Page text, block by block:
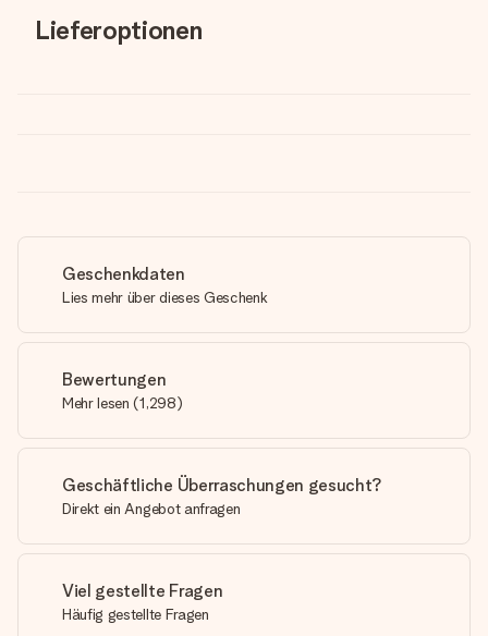
Lieferoptionen
Geschenkdaten
Lies mehr über dieses Geschenk
Bewertungen
Mehr lesen (1,298)
Geschäftliche Überraschungen gesucht?
Direkt ein Angebot anfragen
Viel gestellte Fragen
Häufig gestellte Fragen